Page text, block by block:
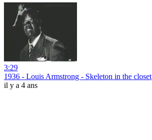
3:29
1936 - Louis Armstrong - Skeleton in the closet
il y a 4 ans